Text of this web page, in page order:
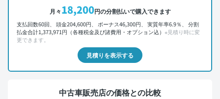
月々18,200円の分割払いで購入できます
支払回数60回、 頭金204,600円、 ボーナス46,300円、 実質年率6.9％、 分割
払金合計1,373,971円（各種税金及び諸費用・オプション込） ※見積り時に変
更できます。
見積りを表示する
中古車販売店の価格との比較